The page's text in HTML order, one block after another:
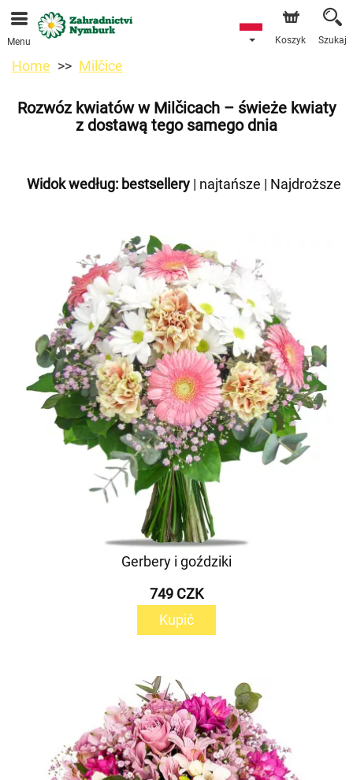
Przyjmujemy zamówienia za pośrednictwem naszego
sklepu internetowego. Najbliższy możliwy termin dostawy
to 11.08.2026 z powodu urlopu.
Menu Koszyk Szukaj
Home Milčice
Rozwóz kwiatów w Milčicach – świeże kwiaty
z dostawą tego samego dnia
Widok według: bestsellery | najtańsze | Najdroższe
Gerbery i goździki
749 CZK
Kupić